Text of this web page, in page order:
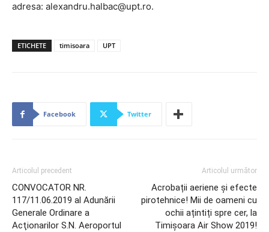
adresa: alexandru.halbac@upt.ro.
ETICHETE timisoara UPT
Facebook Twitter
Articolul precedent
CONVOCATOR NR.
117/11.06.2019 al Adunării
Generale Ordinare a
Acţionarilor S.N. Aeroportul
Articolul următor
Acrobații aeriene și efecte
pirotehnice! Mii de oameni cu
ochii ațintiți spre cer, la
Timișoara Air Show 2019!